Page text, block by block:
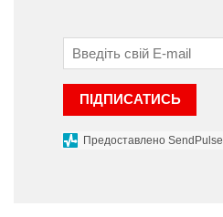
ПІДПИСАТИСЬ
Предоставлено SendPulse